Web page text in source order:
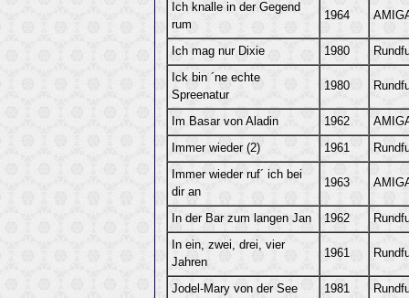
Ich knalle in der Gegend
rum
1964
Ich mag nur Dixie 1980
Ick bin ´ne echte
Spreenatur
1980
Im Basar von Aladin 1962
Immer wieder (2) 1961
Immer wieder ruf´ ich bei
dir an
1963
In der Bar zum langen Jan 1962
In ein, zwei, drei, vier
Jahren
1961
Jodel-Mary von der See 1981